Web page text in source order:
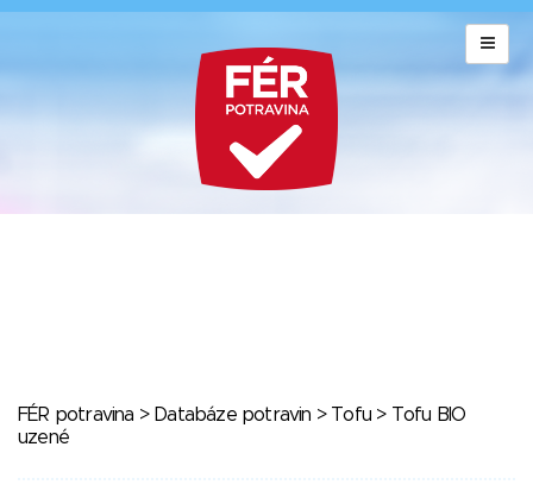
FÉR potravina > Databáze potravin > Tofu > Tofu BIO
uzené